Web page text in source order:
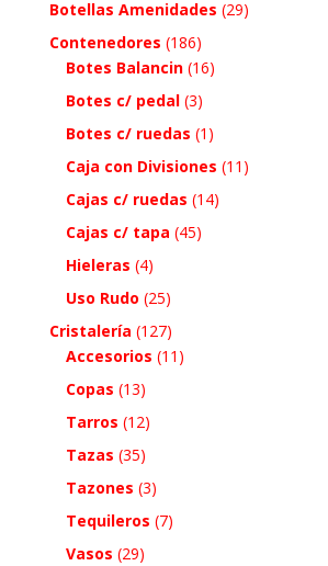
Botellas Amenidades (29)
Contenedores (186)
Botes Balancin (16)
Botes c/ pedal (3)
Botes c/ ruedas (1)
Caja con Divisiones (11)
Cajas c/ ruedas (14)
Cajas c/ tapa (45)
Hieleras (4)
Uso Rudo (25)
Cristalería (127)
Accesorios (11)
Copas (13)
Tarros (12)
Tazas (35)
Tazones (3)
Tequileros (7)
Vasos (29)